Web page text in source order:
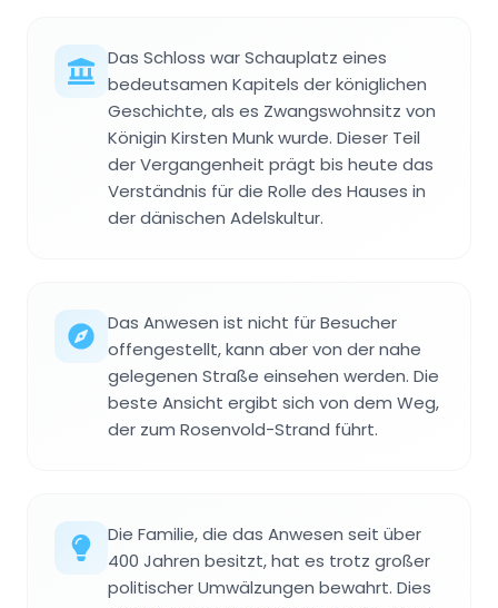
Das Schloss war Schauplatz eines
bedeutsamen Kapitels der königlichen
Geschichte, als es Zwangswohnsitz von
Königin Kirsten Munk wurde. Dieser Teil
der Vergangenheit prägt bis heute das
Verständnis für die Rolle des Hauses in
der dänischen Adelskultur.
Das Anwesen ist nicht für Besucher
offengestellt, kann aber von der nahe
gelegenen Straße einsehen werden. Die
beste Ansicht ergibt sich von dem Weg,
der zum Rosenvold-Strand führt.
Die Familie, die das Anwesen seit über
400 Jahren besitzt, hat es trotz großer
politischer Umwälzungen bewahrt. Dies